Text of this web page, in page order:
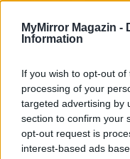
MyMirror Magazin -
Information
If you wish to opt-out
processing of your
targeted advertising by
section to confirm your
opt-out request is
interest-based ads
Minka
Minka